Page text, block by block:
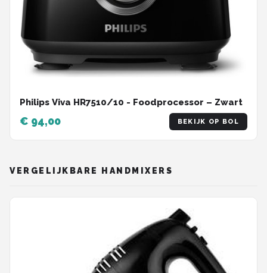
Philips Viva HR7510/10 - Foodprocessor – Zwart
€ 94,00 BEKIJK OP BOL
VERGELIJKBARE HANDMIXERS